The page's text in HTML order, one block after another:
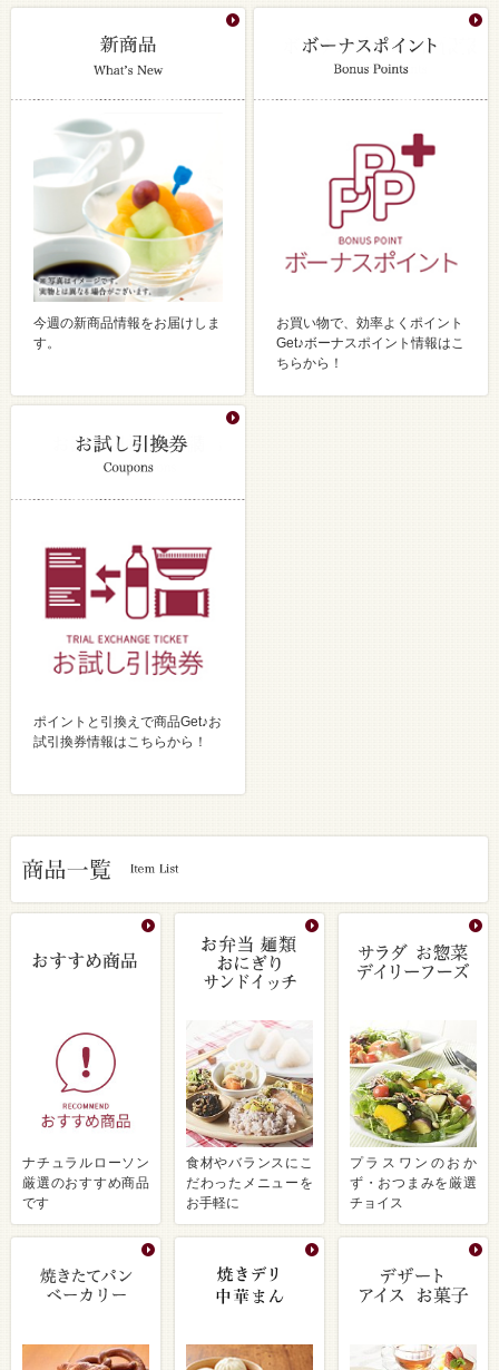
今週の新商品情報をお届けしま
す。
お買い物で、効率よくポイント
Get♪ボーナスポイント情報はこ
ちらから！
ポイントと引換えで商品Get♪お
試引換券情報はこちらから！
ナチュラルローソン
厳選のおすすめ商品
です
食材やバランスにこ
だわったメニューを
お手軽に
プラスワンのおか
ず・おつまみを厳選
チョイス